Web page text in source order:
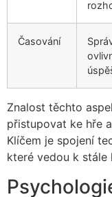
Časování
Znalost těchto
přistupovat ke hře
Klíčem je spojení
které vedou k stále